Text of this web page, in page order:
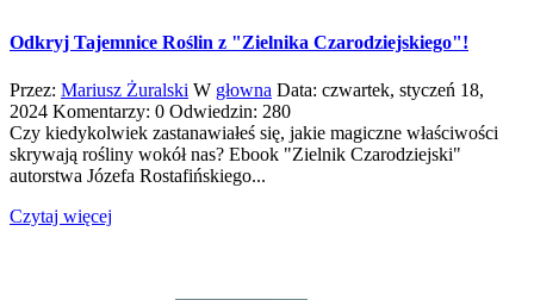
Odkryj Tajemnice Roślin z "Zielnika Czarodziejskiego"!
Przez: Mariusz Żuralski W głowna Data: czwartek, styczeń 18,
2024 Komentarzy: 0 Odwiedzin: 280
Czy kiedykolwiek zastanawiałeś się, jakie magiczne właściwości
skrywają rośliny wokół nas? Ebook "Zielnik Czarodziejski"
autorstwa Józefa Rostafińskiego...
Czytaj więcej